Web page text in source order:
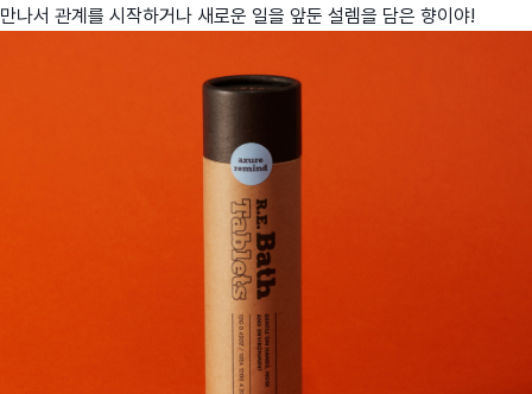
만나서 관계를 시작하거나 새로운 일을 앞둔 설렘을 담은 향이야!